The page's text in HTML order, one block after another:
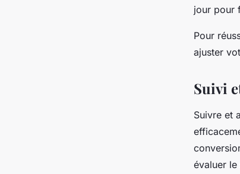
jour pour
Pour
ajuster
Suivi
Suivre et
évaluer le